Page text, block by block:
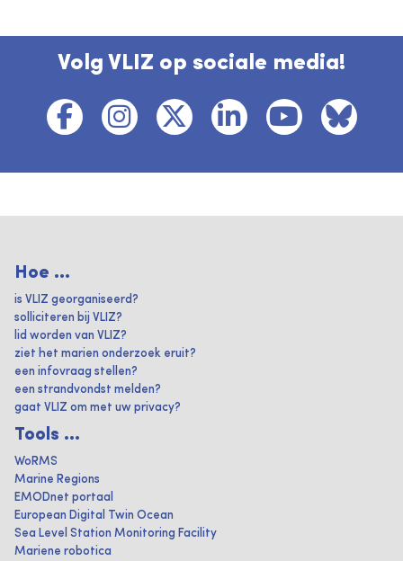
Volg VLIZ op sociale media!
Hoe ...
is VLIZ georganiseerd?
solliciteren bij VLIZ?
lid worden van VLIZ?
ziet het marien onderzoek eruit?
een infovraag stellen?
een strandvondst melden?
gaat VLIZ om met uw privacy?
Tools ...
WoRMS
Marine Regions
EMODnet portaal
European Digital Twin Ocean
Sea Level Station Monitoring Facility
Mariene robotica